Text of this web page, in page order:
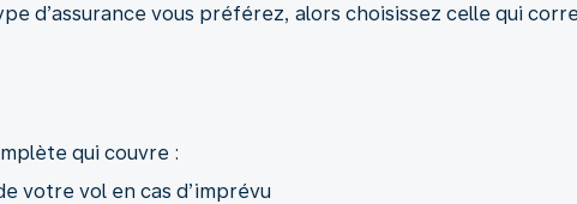
d’assurance vous préférez, alors choisissez celle qui
votre vol en cas d’imprévu